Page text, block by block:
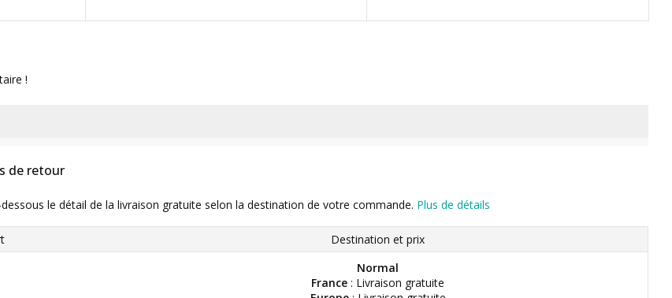
!
de retour
le détail de la livraison gratuite selon la destination de votre commande. Plus de détails
Destination et prix
Normal
France : Livraison gratuite